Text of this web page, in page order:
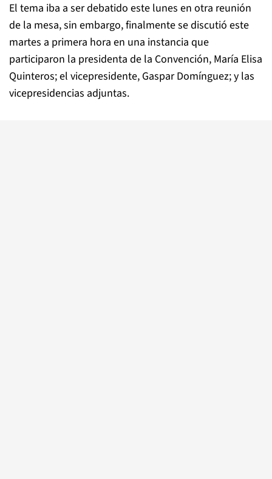
El tema iba a ser debatido este lunes en otra reunión
de la mesa, sin embargo, finalmente se discutió este
martes a primera hora en una instancia que
participaron la presidenta de la Convención, María Elisa
Quinteros; el vicepresidente, Gaspar Domínguez; y las
vicepresidencias adjuntas.